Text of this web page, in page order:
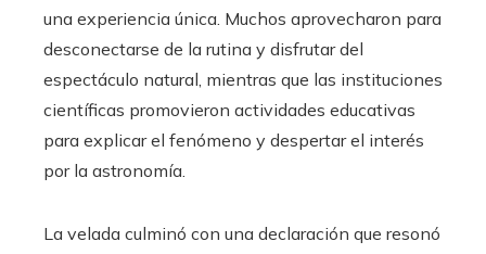
una experiencia única. Muchos aprovecharon para
desconectarse de la rutina y disfrutar del
espectáculo natural, mientras que las instituciones
científicas promovieron actividades educativas
para explicar el fenómeno y despertar el interés
por la astronomía.
La velada culminó con una declaración que resonó